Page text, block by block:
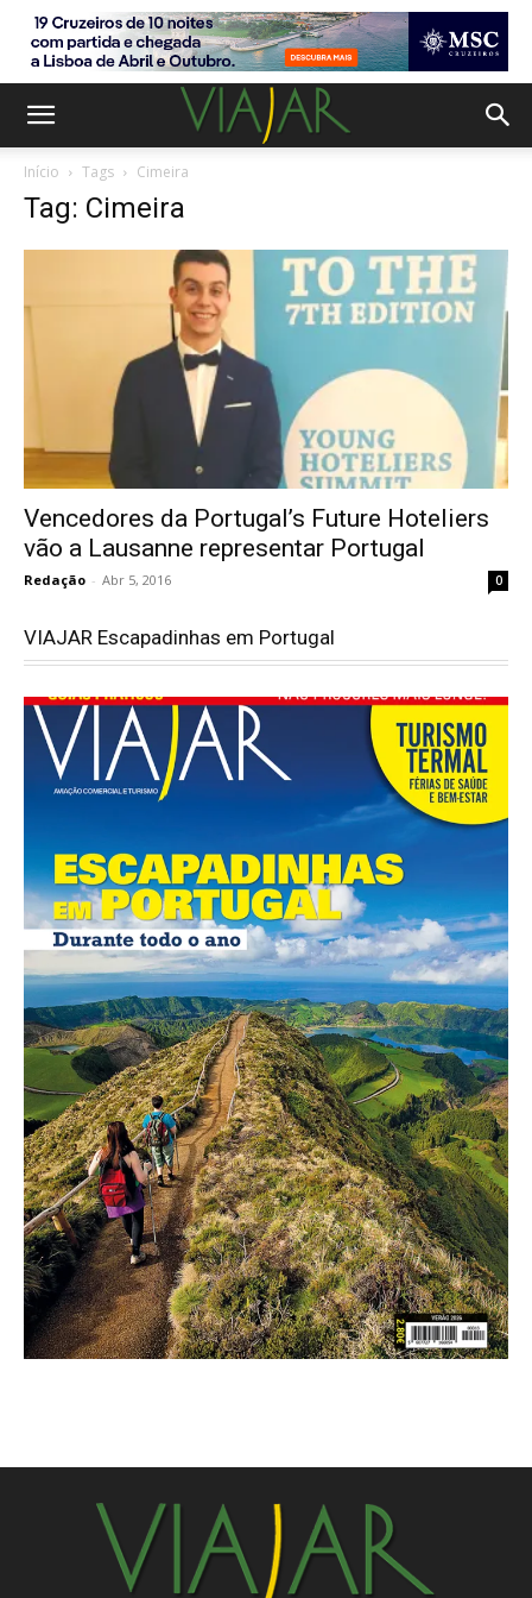
Início Tags Cimeira
Tag: Cimeira
Vencedores da Portugal’s Future Hoteliers
vão a Lausanne representar Portugal
Redação - Abr 5, 2016 0
VIAJAR Escapadinhas em Portugal